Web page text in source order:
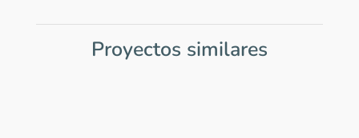
Proyectos similares